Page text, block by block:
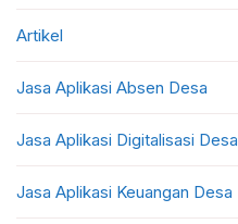
Artikel
Jasa Aplikasi Absen Desa
Jasa Aplikasi Digitalisasi Desa
Jasa Aplikasi Keuangan Desa